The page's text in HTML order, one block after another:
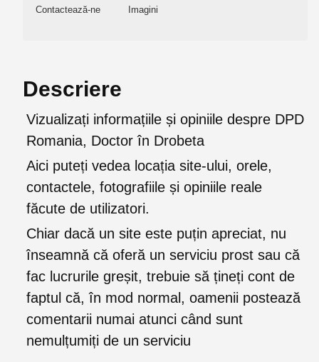
Contactează-ne Imagini
Descriere
Vizualizați informațiile și opiniile despre DPD
Romania, Doctor în Drobeta
Aici puteți vedea locația site-ului, orele,
contactele, fotografiile și opiniile reale
făcute de utilizatori.
Chiar dacă un site este puțin apreciat, nu
înseamnă că oferă un serviciu prost sau că
fac lucrurile greșit, trebuie să țineți cont de
faptul că, în mod normal, oamenii postează
comentarii numai atunci când sunt
nemulțumiți de un serviciu